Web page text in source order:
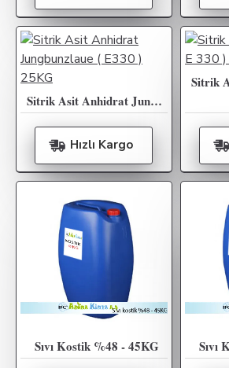
Sitrik Asit Anhidrat Jungbunzlaue ( E330 ) 25KG
Hızlı Kargo
Sıvı Kostik %48 - 45KG Sıvı